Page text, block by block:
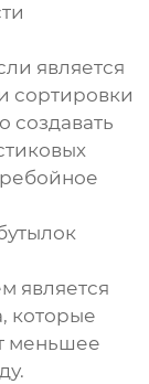
является
сортировки
создавать
является
которые
меньшее